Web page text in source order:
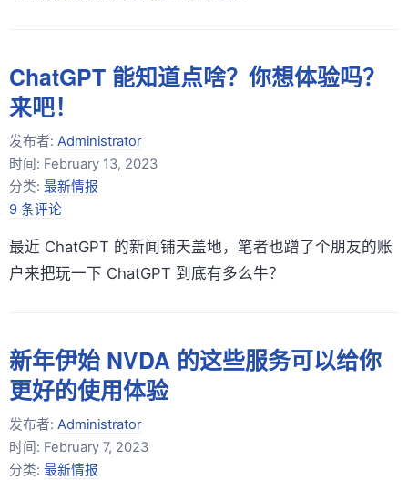
ChatGPT 能知道点啥？你想体验吗？
来吧！
发布者: Administrator
时间: February 13, 2023
分类: 最新情报
9 条评论
最近 ChatGPT 的新闻铺天盖地，笔者也蹭了个朋友的账
户来把玩一下 ChatGPT 到底有多么牛？
新年伊始 NVDA 的这些服务可以给你
更好的使用体验
发布者: Administrator
时间: February 7, 2023
分类: 最新情报